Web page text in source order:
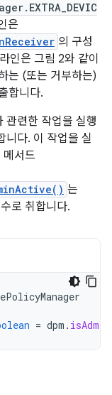
은
의 구성
인은 그림 2와 같이
는 (또는 거부하는)
합니다.
관련한 작업을 실행
니다. 이 작업을 실
메서드
는
로 취합니다.
= dpm .